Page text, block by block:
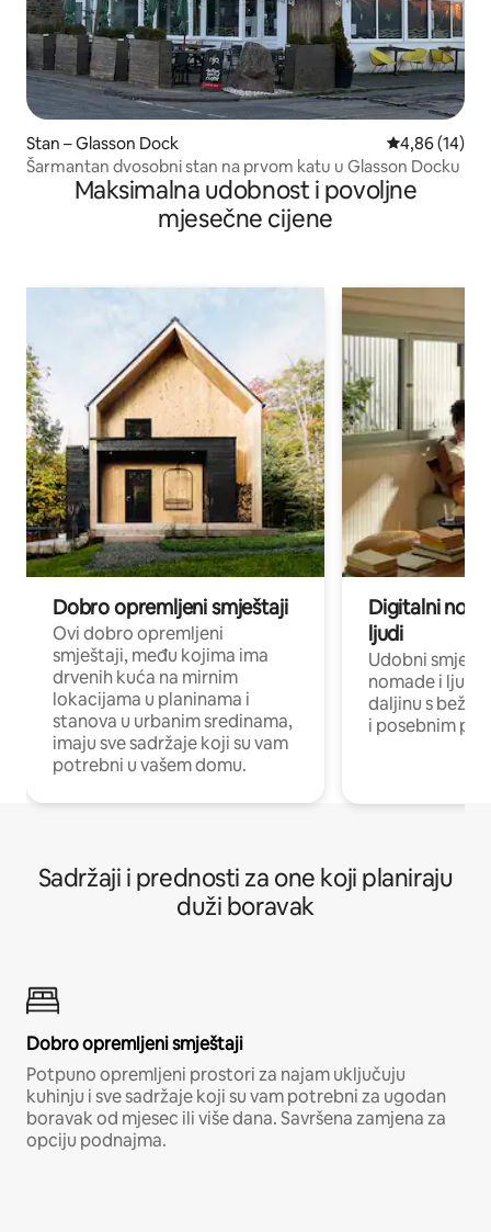
Stan – Glasson Dock Prosječna
4,86 (14)
Šarmantan dvosobni stan na prvom katu u Glasson Docku
Maksimalna udobnost i povoljne
mjesečne cijene
Dobro opremljeni smještaji
Ovi dobro opremljeni
smještaji, među kojima ima
drvenih kuća na mirnim
lokacijama u planinama i
stanova u urbanim sredinama,
imaju sve sadržaje koji su vam
potrebni u vašem domu.
Digitalni
ljudi
Udobni
nomade i ljude
daljinu s
i posebnim
Sadržaji i prednosti za one koji planiraju
duži boravak
Dobro opremljeni smještaji
Potpuno opremljeni prostori za najam uključuju
kuhinju i sve sadržaje koji su vam potrebni za ugodan
boravak od mjesec ili više dana. Savršena zamjena za
opciju podnajma.